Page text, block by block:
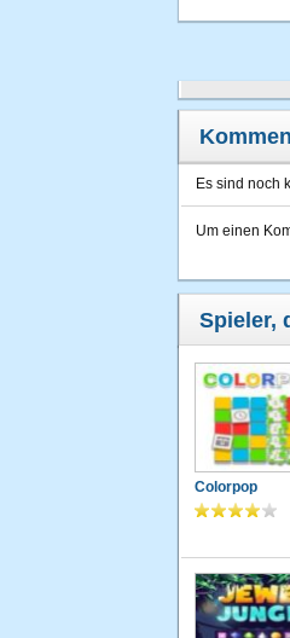
Es sind noch
Um einen
Spieler,
Colorpop